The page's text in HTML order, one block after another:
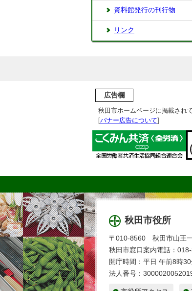
資料館発行の刊行物
リンク
広告欄
秋田市ホームページに掲載され
[バナー広告について]
秋田市役所
〒010-8560 秋田市山王
秋田市窓口案内電話：
開庁時間：平日 午前8時
法人番号：